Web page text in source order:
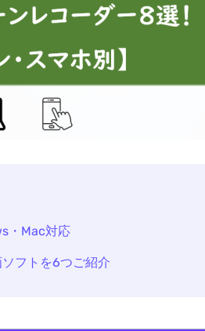
・Mac対応
フトを6つご紹介